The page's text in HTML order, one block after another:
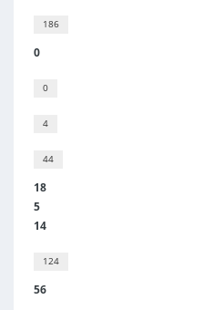
186
0
0
4
44
18
5
14
124
56